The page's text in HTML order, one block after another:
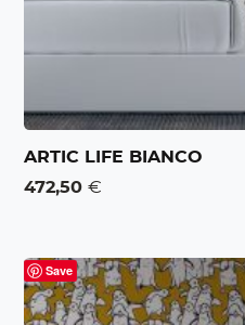
ARTIC LIFE BIANCO
472,50€
Save